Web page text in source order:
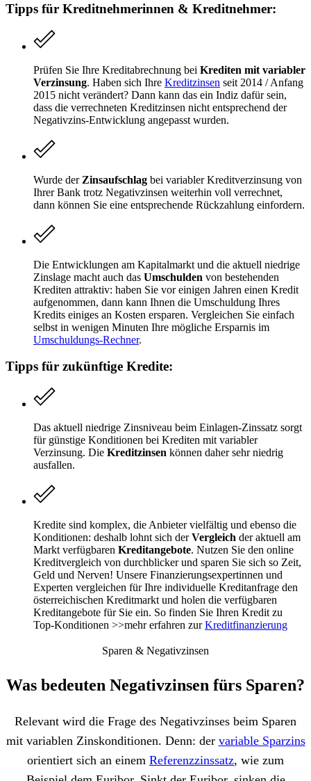
Tipps für Kreditnehmerinnen & Kreditnehmer:
Prüfen Sie Ihre Kreditabrechnung bei Krediten mit variabler
Verzinsung. Haben sich Ihre Kreditzinsen seit 2014 / Anfang
2015 nicht verändert? Dann kann das ein Indiz dafür sein,
dass die verrechneten Kreditzinsen nicht entsprechend der
Negativzins-Entwicklung angepasst wurden.
Wurde der Zinsaufschlag bei variabler Kreditverzinsung von
Ihrer Bank trotz Negativzinsen weiterhin voll verrechnet,
dann können Sie eine entsprechende Rückzahlung einfordern.
Die Entwicklungen am Kapitalmarkt und die aktuell niedrige
Zinslage macht auch das Umschulden von bestehenden
Krediten attraktiv: haben Sie vor einigen Jahren einen Kredit
aufgenommen, dann kann Ihnen die Umschuldung Ihres
Kredits einiges an Kosten ersparen. Vergleichen Sie einfach
selbst in wenigen Minuten Ihre mögliche Ersparnis im
Umschuldungs-Rechner.
Tipps für zukünftige Kredite:
Das aktuell niedrige Zinsniveau beim Einlagen-Zinssatz sorgt
für günstige Konditionen bei Krediten mit variabler
Verzinsung. Die Kreditzinsen können daher sehr niedrig
ausfallen.
Kredite sind komplex, die Anbieter vielfältig und ebenso die
Konditionen: deshalb lohnt sich derVergleich der aktuell am
Markt verfügbaren Kreditangebote. Nutzen Sie den online
Kreditvergleich von durchblicker und sparen Sie sich so Zeit,
Geld und Nerven! Unsere Finanzierungsexpertinnen und
Experten vergleichen für Ihre individuelle Kreditanfrage den
österreichischen Kreditmarkt und holen die verfügbaren
Kreditangebote für Sie ein. So finden Sie Ihren Kredit zu
Top-Konditionen >>mehr erfahren zurKreditfinanzierung
Sparen & Negativzinsen
Was bedeuten Negativzinsen fürs Sparen?
Relevant wird die Frage des Negativzinses beim Sparen
mit variablen Zinskonditionen. Denn: der variable Sparzins
orientiert sich an einem Referenzzinssatz, wie zum